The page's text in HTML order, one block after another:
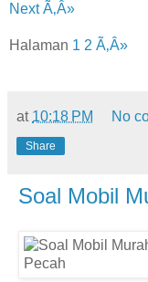
Next Ã‚Â»
Halaman 1 2 Ã‚Â»
at 10:18 PM No
Share
Soal Mobil